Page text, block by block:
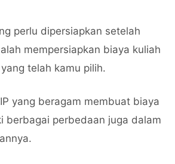
perlu dipersiapkan setelah
mempersiapkan biaya kuliah
telah kamu pilih.
yang beragam membuat biaya
berbagai perbedaan juga dalam